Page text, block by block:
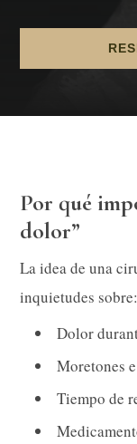
Por qué
dolor”
La idea de una
inquietudes sobre:
Dolor
Moretones
Tiempo de